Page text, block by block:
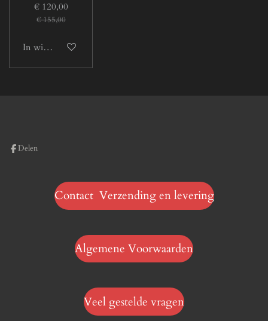
€ 120,00
€ 155,00
In winkelwagen
Delen
Contact Verzending en levering
Algemene Voorwaarden
Veel gestelde vragen